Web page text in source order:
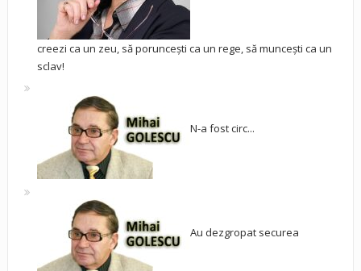
creezi ca un zeu, să poruncești ca un rege, să muncești ca un
sclav!
N-a fost circ...
Au dezgropat securea